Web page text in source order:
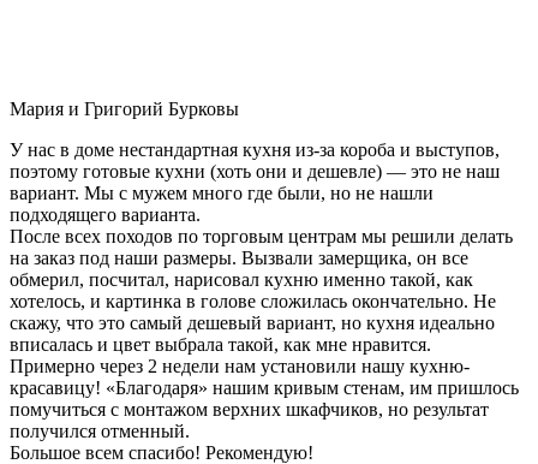
Мария и Григорий Бурковы
У нас в доме нестандартная кухня из-за короба и выступов,
поэтому готовые кухни (хоть они и дешевле) — это не наш
вариант. Мы с мужем много где были, но не нашли
подходящего варианта.
После всех походов по торговым центрам мы решили делать
на заказ под наши размеры. Вызвали замерщика, он все
обмерил, посчитал, нарисовал кухню именно такой, как
хотелось, и картинка в голове сложилась окончательно. Не
скажу, что это самый дешевый вариант, но кухня идеально
вписалась и цвет выбрала такой, как мне нравится.
Примерно через 2 недели нам установили нашу кухню-
красавицу! «Благодаря» нашим кривым стенам, им пришлось
помучиться с монтажом верхних шкафчиков, но результат
получился отменный.
Большое всем спасибо! Рекомендую!